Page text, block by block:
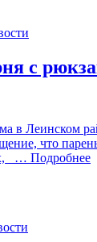
с
Леинском
что
… Подробнее